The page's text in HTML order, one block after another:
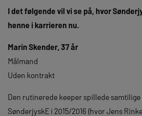
I det følgende vil vi se på, hvor
henne i karrieren nu.
Marin Skender, 37 år
Målmand
Uden kontrakt
Den rutinerede keeper spillede
SønderjyskE i 2015/2016 (hvor Jens